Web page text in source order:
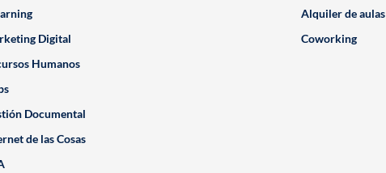
Digital
Humanos
Documental
de las Cosas
Alquiler de aulas
Coworking